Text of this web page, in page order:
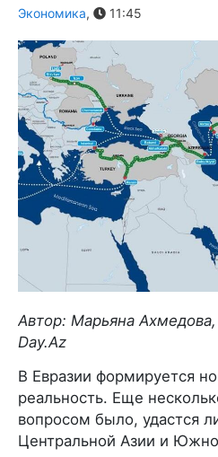
Экономика, 11:45
Автор: Марьяна
Day.Az
В Евразии формируется
реальность. Еще
вопросом было, удастся
Центральной Азии и